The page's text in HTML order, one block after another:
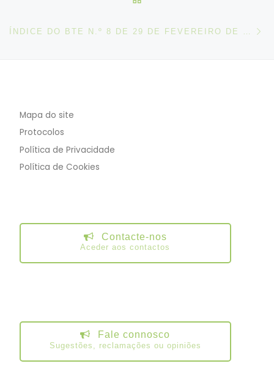
Mapa do site
Protocolos
Política de Privacidade
Política de Cookies
Contacte-nos
Aceder aos contactos
Fale connosco
Sugestões, reclamações ou opiniões